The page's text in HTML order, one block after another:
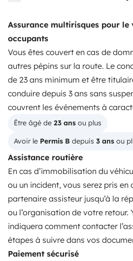
Assurance multirisques pour le
occupants
Vous êtes couvert en cas de
autres pépins sur la route. Le
de 23 ans minimum et être
conduire depuis 3 ans sans
couvrent les événements à
Être âgé de 23 ans ou plus
Avoir le Permis B depuis 3 ans ou
Assistance routière
En cas d’immobilisation du
ou un incident, vous serez pris
partenaire assisteur jusqu’à la
ou l’organisation de votre retour.
indiquera comment contacter
étapes à suivre dans vos
Paiement sécurisé
LOCATION CAMPING-CAR
Comment ça marche ?
Louer un camping-car
Aide locataire
PROPRIÉTAIRES
Déposer une annonce
Contrat de location
Assurances location